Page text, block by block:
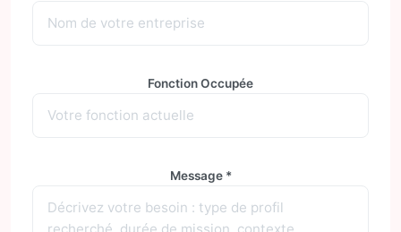
Fonction Occupée
Message *